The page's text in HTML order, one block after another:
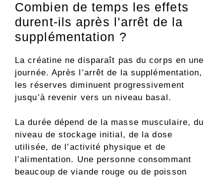
Combien de temps les effets
durent-ils après l’arrêt de la
supplémentation ?
La créatine ne disparaît pas du corps en une
journée. Après l’arrêt de la supplémentation,
les réserves diminuent progressivement
jusqu’à revenir vers un niveau basal.
La durée dépend de la masse musculaire, du
niveau de stockage initial, de la dose
utilisée, de l’activité physique et de
l’alimentation. Une personne consommant
beaucoup de viande rouge ou de poisson